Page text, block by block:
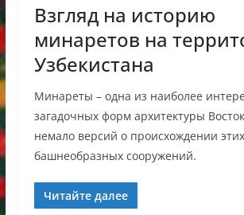
Взгляд на историю
минаретов на
Узбекистана
Минареты – одна из наиболее
загадочных форм архитектуры
немало версий о происхождении
башнеобразных сооружений.
Читайте далее